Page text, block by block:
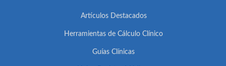
Artículos Destacados
Herramientas de Cálculo Clínico
Guías Clínicas